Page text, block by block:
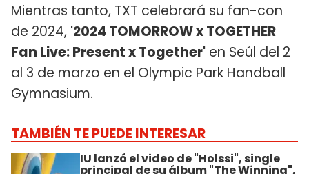
Mientras tanto, TXT celebrará su fan-con
de 2024, '2024 TOMORROW x TOGETHER
Fan Live: Present x Together' en Seúl del 2
al 3 de marzo en el Olympic Park Handball
Gymnasium.
TAMBIÉN TE PUEDE INTERESAR
IU lanzó el video de "Holssi", single
principal de su álbum "The Winning",